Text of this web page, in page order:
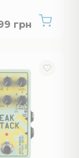
грн
Нет в наличии